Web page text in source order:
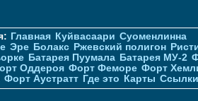
Главная Куйвасаари Суоменлиннa
Эре Болакс Ржевский полигон
Батарея Пуумала Батарея МУ-2
Оддероя Форт Феморе Форт
Форт Аустратт Где это Карты Ссылки